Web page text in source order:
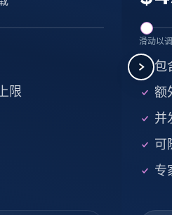
Region, About,
and more.
限
滑动以
包
额
并
可
专